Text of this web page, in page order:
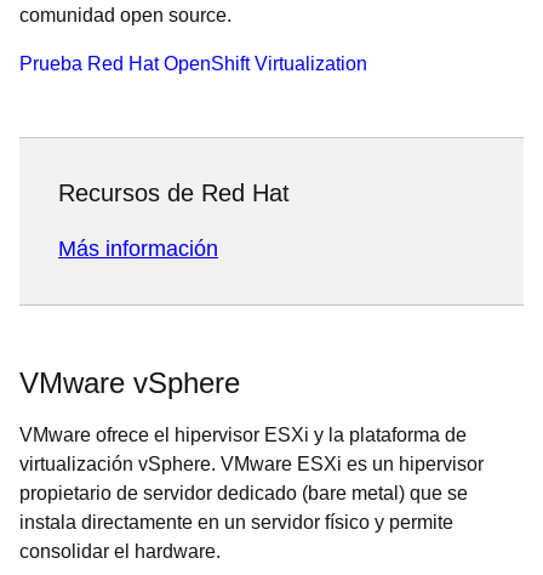
comunidad open source.
Prueba Red Hat OpenShift Virtualization
Recursos de Red Hat
Más información
VMware vSphere
VMware ofrece el hipervisor ESXi y la plataforma de
virtualización vSphere. VMware ESXi es un hipervisor
propietario de servidor dedicado (bare metal) que se
instala directamente en un servidor físico y permite
consolidar el hardware.